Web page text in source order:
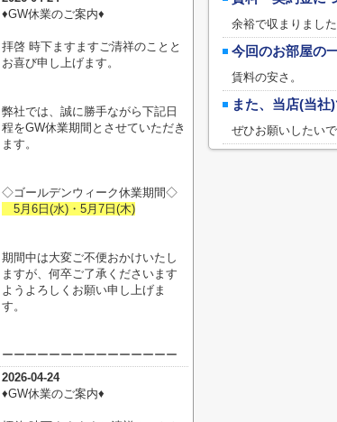
余裕で収まりました
今回のお部屋の
賃料の安さ。
また、当店(当社
ぜひお願いしたいで
♦︎GW休業のご案内♦︎
拝啓 時下ますますご清祥のことと
お喜び申し上げます。
弊社では、誠に勝手ながら下記日
程をGW休業期間とさせていただき
ます。
◇ゴールデンウィーク休業期間◇
5月6日(水)・5月7日(木)
期間中は大変ご不便おかけいたし
ますが、何卒ご了承くださいます
ようよろしくお願い申し上げま
す。
ーーーーーーーーーーーーーーー
2026-04-24
♦︎GW休業のご案内♦︎